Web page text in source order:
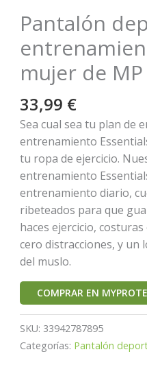
Pantalón
mujer de
33,99 €
Sea cual sea tu plan de
entrenamiento
tu ropa de ejercicio.
entrenamiento
entrenamiento diario,
ribeteados para que
haces ejercicio,
cero distracciones, y un
del muslo.
COMPRAR EN
SKU: 33942787895
Categorías: Pantalón